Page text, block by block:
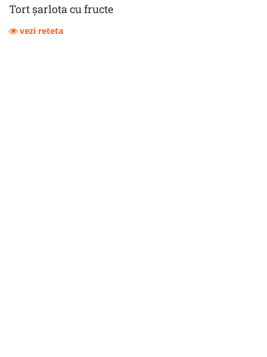
Tort șarlota cu fructe
vezi reteta